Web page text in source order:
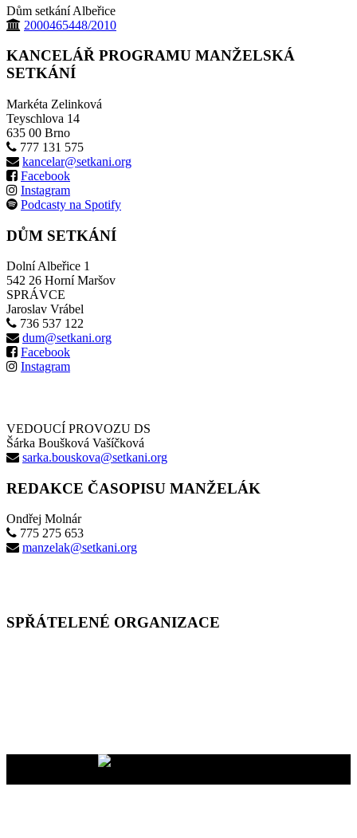
Dům setkání Albeřice
2000465448/2010
KANCELÁŘ PROGRAMU MANŽELSKÁ
SETKÁNÍ
Markéta Zelinková
Teyschlova 14
635 00 Brno
777 131 575
kancelar@setkani.org
Facebook
Instagram
Podcasty na Spotify
DŮM SETKÁNÍ
Dolní Albeřice 1
542 26 Horní Maršov
SPRÁVCE
Jaroslav Vrábel
736 537 122
dum@setkani.org
Facebook
Instagram
VEDOUCÍ PROVOZU DS
Šárka Boušková Vašíčková
sarka.bouskova@setkani.org
REDAKCE ČASOPISU MANŽELÁK
Ondřej Molnár
775 275 653
manzelak@setkani.org
SPŘÁTELENÉ ORGANIZACE